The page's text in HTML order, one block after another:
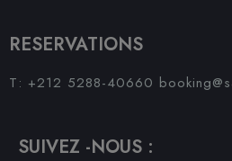
RESERVATIONS
T: +212 5288-40660
SUIVEZ -NOUS :